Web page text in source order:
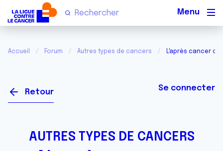
Accueil Forum Autres types de cancers L'après cancer
Retour Se connecter
AUTRES TYPES DE CANCERS